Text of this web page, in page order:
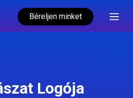
Béreljen minket
Logója